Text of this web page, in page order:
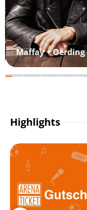
Maffay + Oerding
Highlights